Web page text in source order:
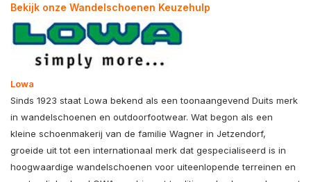
Bekijk onze Wandelschoenen Keuzehulp
Lowa
Sinds 1923 staat Lowa bekend als een toonaangevend Duits merk
in wandelschoenen en outdoorfootwear. Wat begon als een
kleine schoenmakerij van de familie Wagner in Jetzendorf,
groeide uit tot een internationaal merk dat gespecialiseerd is in
hoogwaardige wandelschoenen voor uiteenlopende terreinen en